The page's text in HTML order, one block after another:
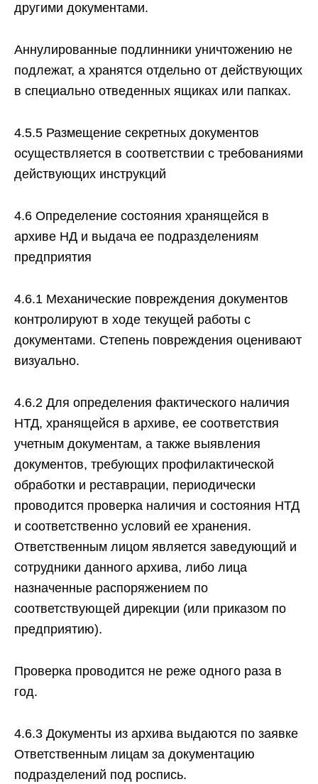
другими документами.
Аннулированные подлинники уничтожению не
подлежат, а хранятся отдельно от действующих
в специально отведенных ящиках или папках.
4.5.5 Размещение секретных документов
осуществляется в соответствии с требованиями
действующих инструкций
4.6 Определение состояния хранящейся в
архиве НД и выдача ее подразделениям
предприятия
4.6.1 Механические повреждения документов
контролируют в ходе текущей работы с
документами. Степень повреждения оценивают
визуально.
4.6.2 Для определения фактического наличия
НТД, хранящейся в архиве, ее соответствия
учетным документам, а также выявления
документов, требующих профилактической
обработки и реставрации, периодически
проводится проверка наличия и состояния НТД
и соответственно условий ее хранения.
Ответственным лицом является заведующий и
сотрудники данного архива, либо лица
назначенные распоряжением по
соответствующей дирекции (или приказом по
предприятию).
Проверка проводится не реже одного раза в
год.
4.6.3 Документы из архива выдаются по заявке
Ответственным лицам за документацию
подразделений под роспись.